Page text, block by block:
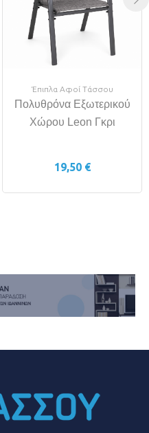
Έπιπλα Αφοί Τάσσου
Πολυθρόνα Εξωτερικού
Χώρου Leon Γκρι
19,50 €